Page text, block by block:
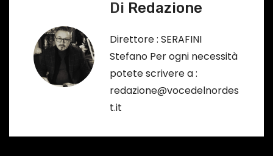
n
Di Redazione
Direttore : SERAFINI
Stefano Per ogni necessità
potete scrivere a :
redazione@vocedelnordes
t.it